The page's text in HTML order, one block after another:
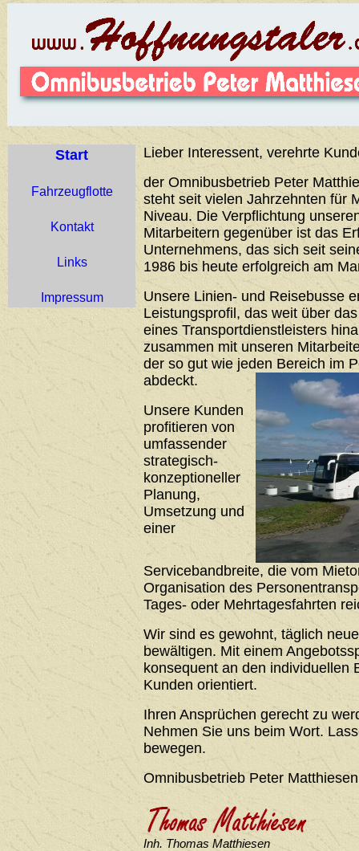
Start
Fahrzeugflotte
Kontakt
Links
Impressum
Lieber Interessent, verehrte
der Omnibusbetrieb Peter
steht seit vielen Jahrzehnten für
Niveau. Die Verpflichtung
Mitarbeitern gegenüber ist das
Unternehmens, das sich seit
1986 bis heute erfolgreich am
Unsere Linien- und Reisebusse
Leistungsprofil, das weit über
eines Transportdienstleisters
zusammen mit unseren
der so gut wie jeden Bereich im
abdeckt.
Unsere Kunden
profitieren von
umfassender
strategisch-
konzeptioneller
Planung,
Umsetzung und
einer
Servicebandbreite, die vom
Organisation des
Tages- oder Mehrtagesfahrten
Wir sind es gewohnt, täglich
bewältigen. Mit einem
konsequent an den individuellen
Kunden orientiert.
Ihren Ansprüchen gerecht zu
Nehmen Sie uns beim Wort.
bewegen.
Omnibusbetrieb Peter Matthiesen
Inh. Thomas Matthiesen